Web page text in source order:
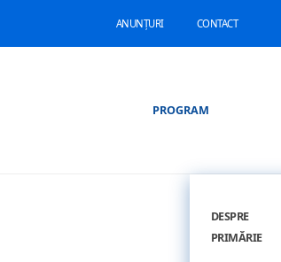
ANUNȚURI CONTACT
PROGRAM
DESPRE
PRIMĂRIE